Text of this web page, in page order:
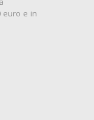
euro e in